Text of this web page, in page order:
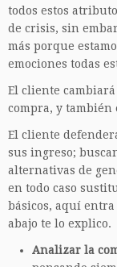
todos estos
de crisis, sin
más porque
emociones todas
El cliente
compra, y también
El cliente
sus ingreso;
alternativas de
en todo caso
básicos, aquí
abajo te lo explico.
Analizar la